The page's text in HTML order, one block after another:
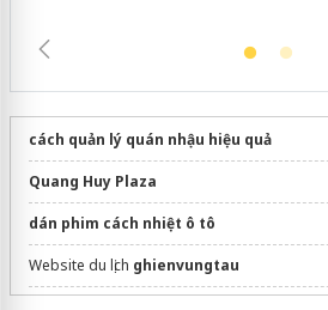
cách quản lý quán nhậu hiệu quả
Quang Huy Plaza
dán phim cách nhiệt ô tô
Website du lịch ghienvungtau